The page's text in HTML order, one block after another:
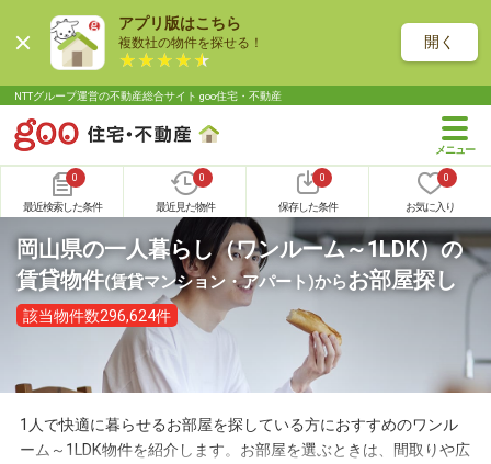
アプリ版はこちら
複数社の物件を探せる！ 開く
NTTグループ運営の不動産総合サイト goo住宅・不動産
0
最近検索した条件
0
最近見た物件
0
保存した条件
0
お気に入り
岡山県の一人暮らし（ワンルーム～1LDK）の
賃貸物件(賃貸マンション・アパート)からお部屋探し
該当物件数296,624件
1人で快適に暮らせるお部屋を探している方におすすめのワンル
ーム～1LDK物件を紹介します。お部屋を選ぶときは、間取りや広